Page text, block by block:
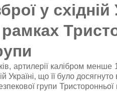
у східній
рамках
артилерії калібром менше
Україні, що її було
групи Тристоронньої